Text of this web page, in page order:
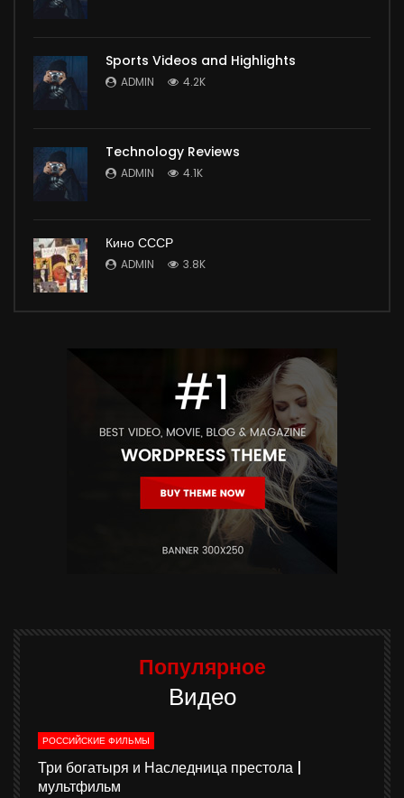
Sports Videos and Highlights
ADMIN 4.2K
Technology Reviews
ADMIN 4.1K
Кино СССР
ADMIN 3.8K
Популярное
Видео
РОССИЙСКИЕ ФИЛЬМЫ
Три богатыря и Наследница престола |
мультфильм